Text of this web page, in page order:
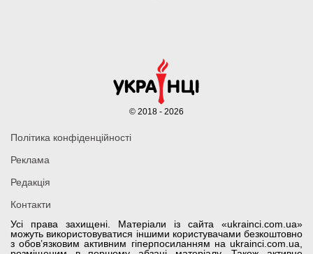
Усі права захищені. Матеріали із сайта «ukrainci.com.ua»
можуть використовуватися іншими користувачами безкоштовно
з обов’язковим активним гіперпосиланням на ukrainci.com.ua,
Політика конфіденційності
Реклама
Редакція
Контакти
© 2018 - 2026